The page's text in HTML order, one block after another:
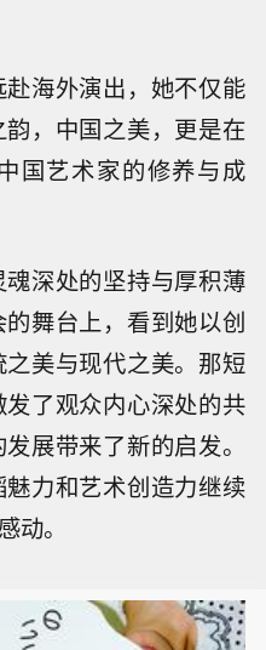
海外演出，她不仅能
，中国之美，更是在
国艺术家的修养与成
深处的坚持与厚积薄
舞台上，看到她以创
美与现代之美。那短
了观众内心深处的共
展带来了新的启发。
力和艺术创造力继续
动。